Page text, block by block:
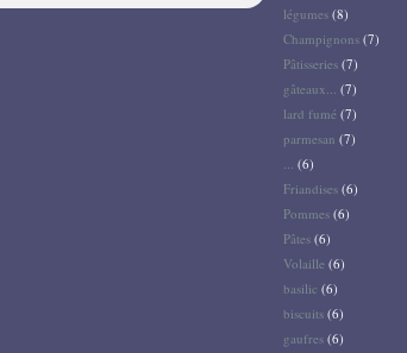
légumes (8)
Champignons (7)
Pâtisseries (7)
gâteaux... (7)
lard fumé (7)
parmesan (7)
... (6)
Friandises (6)
Pommes (6)
Pâtes (6)
Volaille (6)
basilic (6)
biscuits (6)
gaufres (6)